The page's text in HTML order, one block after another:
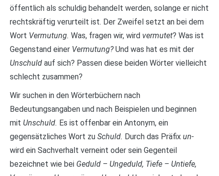
öffentlich als schuldig behandelt werden, solange er nicht
rechtskräftig verurteilt ist. Der Zweifel setzt an bei dem
Wort Vermutung. Was, fragen wir, wird vermutet? Was ist
Gegenstand einer Vermutung?Und was hat es mit der
Unschuld auf sich? Passen diese beiden Wörter vielleicht
schlecht zusammen?
Wir suchen in den Wörterbüchern nach
Bedeutungsangaben und nach Beispielen und beginnen
mit Unschuld. Es ist offenbar ein Antonym, ein
gegensätzliches Wort zu Schuld. Durch das Präfix un-
wird ein Sachverhalt verneint oder sein Gegenteil
bezeichnet wie bei Geduld – Ungeduld, Tiefe – Untiefe,